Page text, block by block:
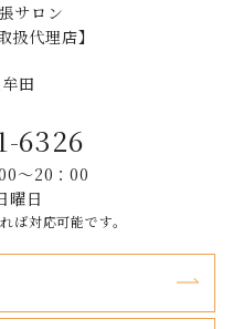
サロン
扱代理店】
田
6326
～20：00
曜日
ば対応可能です。